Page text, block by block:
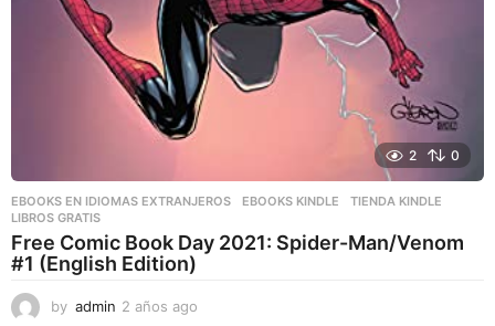
2 0
EBOOKS EN IDIOMAS EXTRANJEROS ,EBOOKS KINDLE ,TIENDA KINDLE
LIBROS GRATIS
Free Comic Book Day 2021: Spider-Man/Venom
#1 (English Edition)
by admin 2 años ago